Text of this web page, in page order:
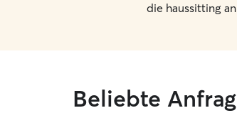
die haussitting
Beliebte